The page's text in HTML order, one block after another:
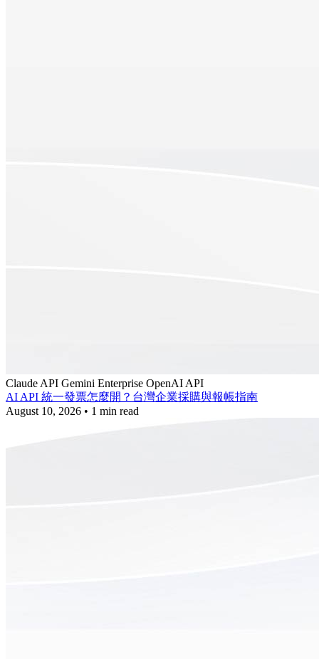
Claude API Gemini Enterprise OpenAI API
AI API 統一發票怎麼開？台灣企業採購與報帳指南
August 10, 2026 • 1 min read